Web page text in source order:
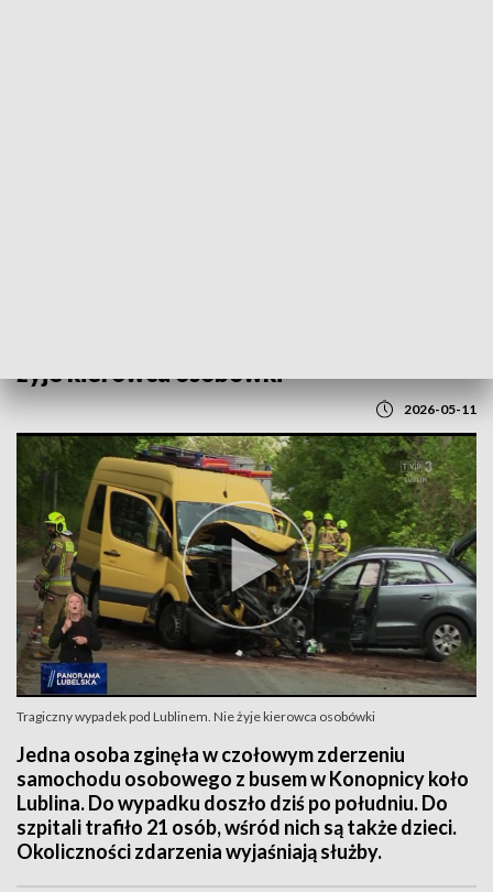
żyje kierowca osobówki
2026-05-11
Tragiczny wypadek pod Lublinem. Nie żyje kierowca osobówki
Jedna osoba zginęła w czołowym zderzeniu
samochodu osobowego z busem w Konopnicy koło
Lublina. Do wypadku doszło dziś po południu. Do
szpitali trafiło 21 osób, wśród nich są także dzieci.
Okoliczności zdarzenia wyjaśniają służby.